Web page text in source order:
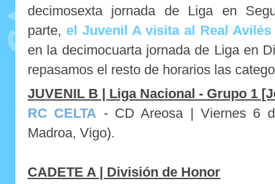
decimosexta jornada de Liga en
parte, el Juvenil A visita al Real Avilés
en la decimocuarta jornada de Liga en
repasamos el resto de horarios las
JUVENIL B | Liga Nacional - Grupo 1
RC CELTA - CD Areosa | Viernes 6
Madroa, Vigo).
CADETE A | División de Honor